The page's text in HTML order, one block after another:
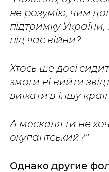
не розумію, чим
підтримку
під час війни?
Хтось ще досі
змоги ні вийти
виїхати в іншу
А москаля ти не
окупантський?"
Однако другие